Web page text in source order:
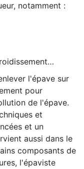
notamment :
l'épave sur
pour
de l'épave.
et
et un
aussi dans le
composants de
l'épaviste